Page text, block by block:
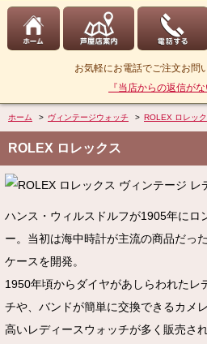
お気軽にお電話でご注文お問
『当店からの返信がな
ホーム > ヴィンテージウォッチ > ROLEX ロレック
ROLEX ロレックス
ハンス・ウィルスドルフが1905年にロ
ー。当初は海中時計が主流の商品だっ
ケースを開発。
1950年頃からダイヤがあしらわれたレ
チや、バンドが簡単に交換できるカメ
高いレディースウォッチが多く販売さ